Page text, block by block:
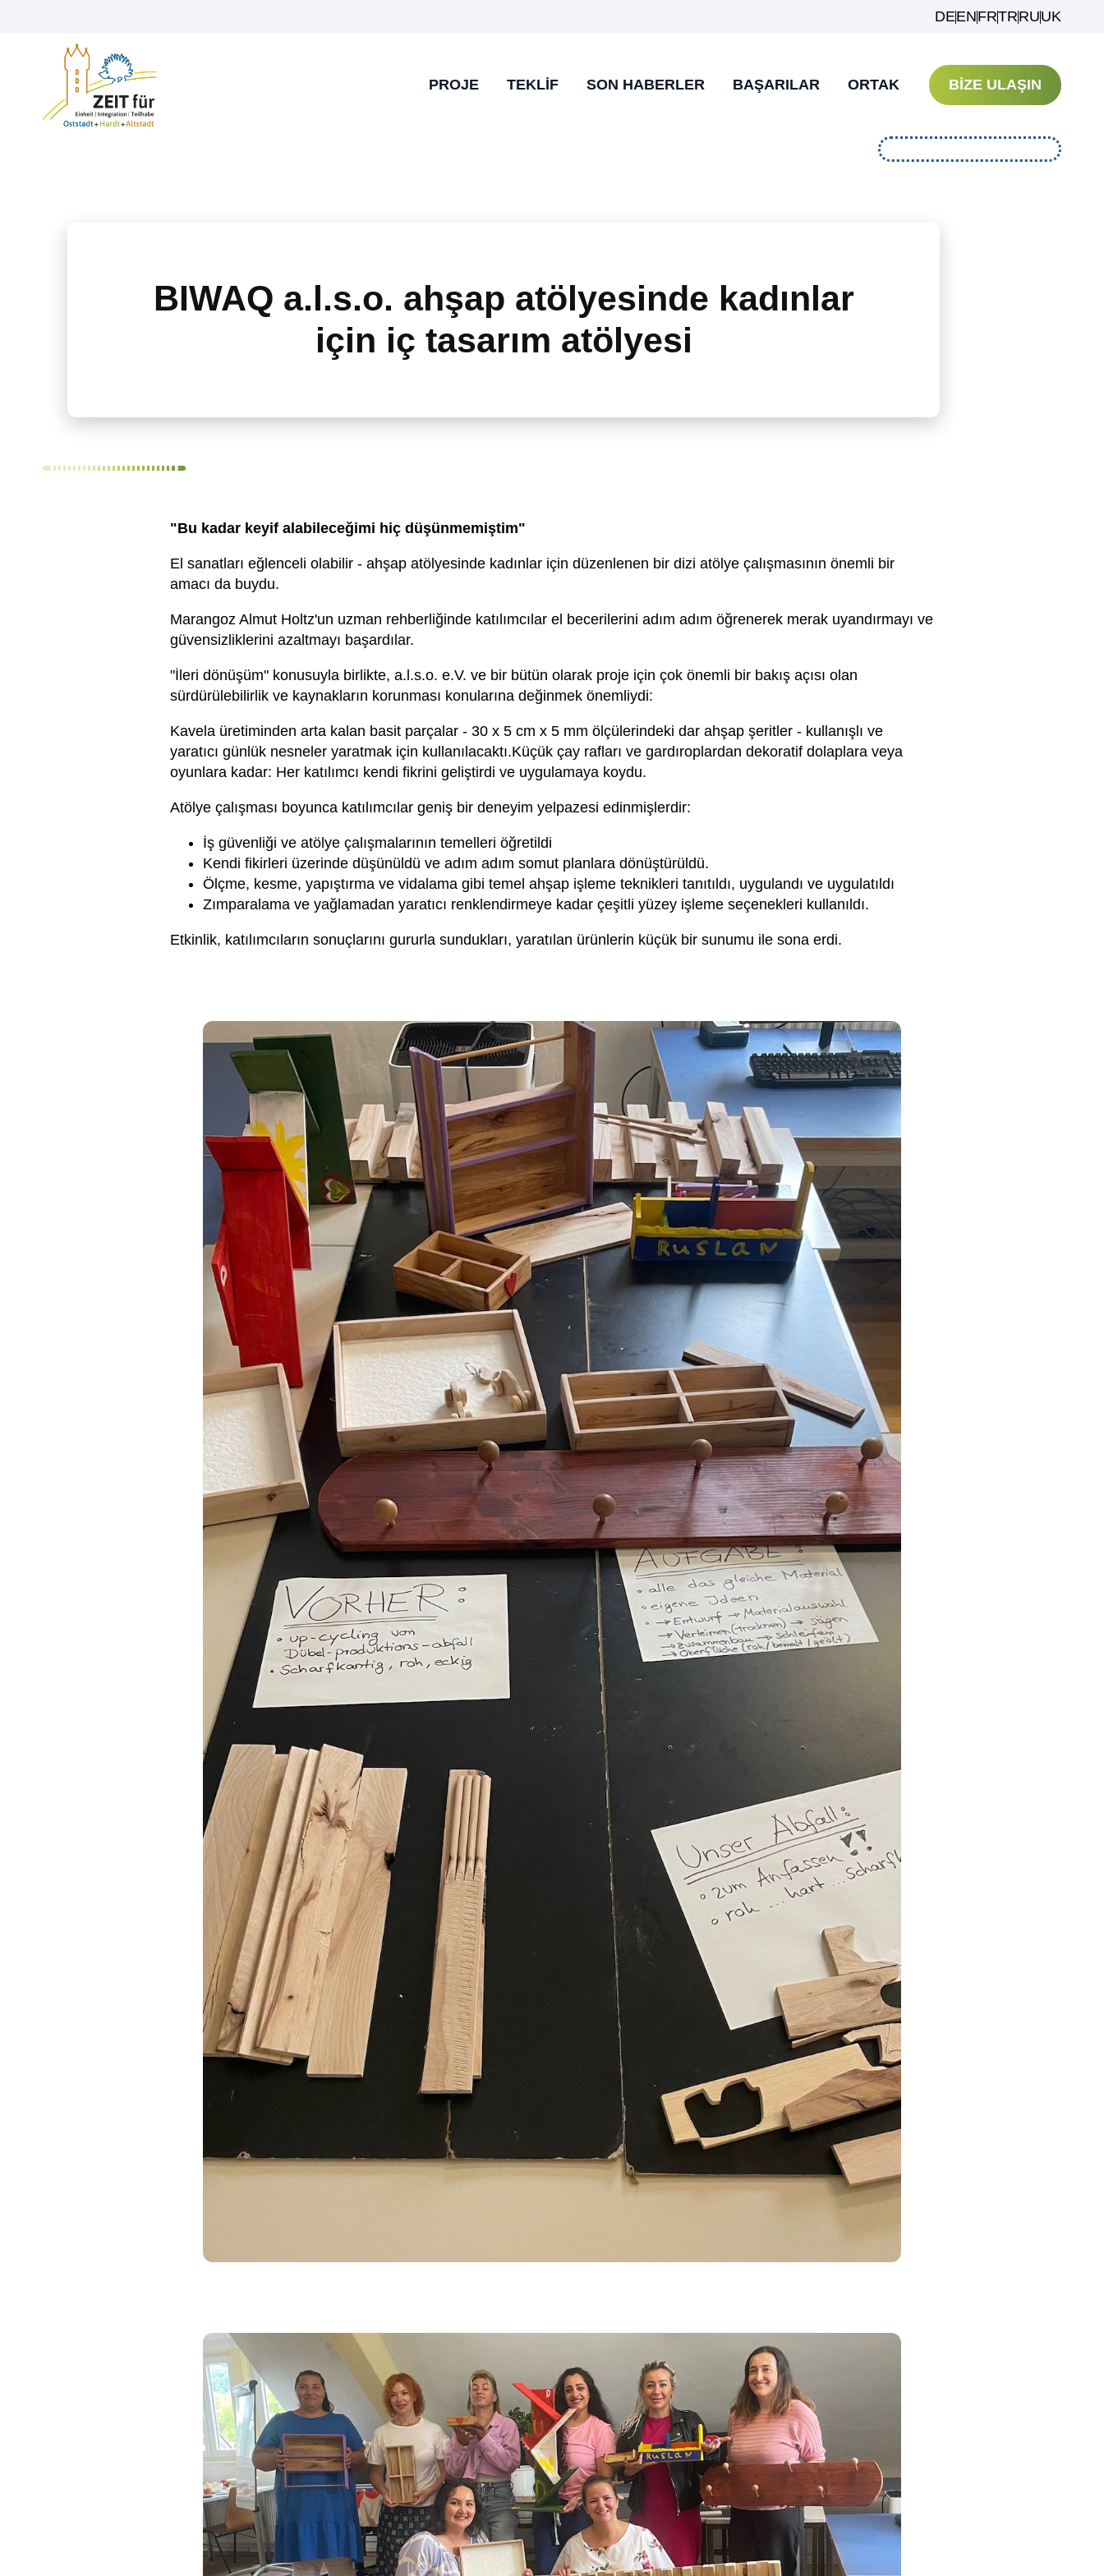
DEENFRTRRUUK
PROJE TEKLIF SON HABERLER BAŞARILAR ORTAK BIZE ULAŞIN
BIWAQ a.l.s.o. ahşap atölyesinde kadınlar
için iç tasarım atölyesi
"Bu kadar keyif alabileceğimi hiç düşünmemiştim"
El sanatları eğlenceli olabilir - ahşap atölyesinde kadınlar için düzenlenen bir dizi atölye çalışmasının önemli bir
amacı da buydu.
Marangoz Almut Holtz'un uzman rehberliğinde katılımcılar el becerilerini adım adım öğrenerek merak uyandırmayı ve
güvensizliklerini azaltmayı başardılar.
"İleri dönüşüm" konusuyla birlikte, a.l.s.o. e.V. ve bir bütün olarak proje için çok önemli bir bakış açısı olan
sürdürülebilirlik ve kaynakların korunması konularına değinmek önemliydi:
Kavela üretiminden arta kalan basit parçalar - 30 x 5 cm x 5 mm ölçülerindeki dar ahşap şeritler - kullanışlı ve
yaratıcı günlük nesneler yaratmak için kullanılacaktı.Küçük çay rafları ve gardıroplardan dekoratif dolaplara veya
oyunlara kadar: Her katılımcı kendi fikrini geliştirdi ve uygulamaya koydu.
Atölye çalışması boyunca katılımcılar geniş bir deneyim yelpazesi edinmişlerdir:
İş güvenliği ve atölye çalışmalarının temelleri öğretildi
Kendi fikirleri üzerinde düşünüldü ve adım adım somut planlara dönüştürüldü.
Ölçme, kesme, yapıştırma ve vidalama gibi temel ahşap işleme teknikleri tanıtıldı, uygulandı ve uygulatıldı
Zımparalama ve yağlamadan yaratıcı renklendirmeye kadar çeşitli yüzey işleme seçenekleri kullanıldı.
Etkinlik, katılımcıların sonuçlarını gururla sundukları, yaratılan ürünlerin küçük bir sunumu ile sona erdi.